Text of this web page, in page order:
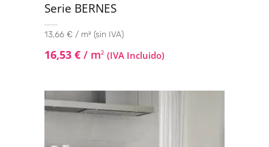
Serie BERNES
13,66 € / m² (sin IVA)
16,53 € / m2 (IVA Incluido)